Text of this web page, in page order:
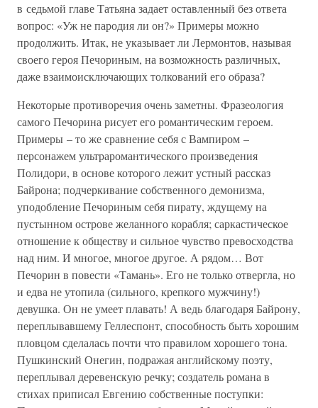
в седьмой главе Татьяна задает оставленный без ответа
вопрос: «Уж не пародия ли он?» Примеры можно
продолжить. Итак, не указывает ли Лермонтов, называя
своего героя Печориным, на возможность различных,
даже взаимоисключающих толкований его образа?
Некоторые противоречия очень заметны. Фразеология
самого Печорина рисует его романтическим героем.
Примеры – то же сравнение себя с Вампиром –
персонажем ультраромантического произведения
Полидори, в основе которого лежит устный рассказ
Байрона; подчеркивание собственного демонизма,
уподобление Печориным себя пирату, ждущему на
пустынном острове желанного корабля; саркастическое
отношение к обществу и сильное чувство превосходства
над ним. И многое, многое другое. А рядом… Вот
Печорин в повести «Тамань». Его не только отвергла, но
и едва не утопила (сильного, крепкого мужчину!)
девушка. Он не умеет плавать! А ведь благодаря Байрону,
переплывавшему Геллеспонт, способность быть хорошим
пловцом сделалась почти что правилом хорошего тона.
Пушкинский Онегин, подражая английскому поэту,
переплывал деревенскую речку; создатель романа в
стихах приписал Евгению собственные поступки: